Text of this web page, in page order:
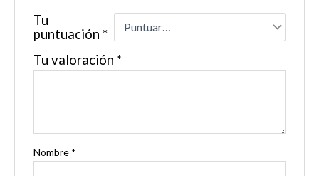
Tu
puntuación *
Tu valoración *
Nombre *